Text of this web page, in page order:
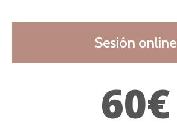
Sesión online
60€